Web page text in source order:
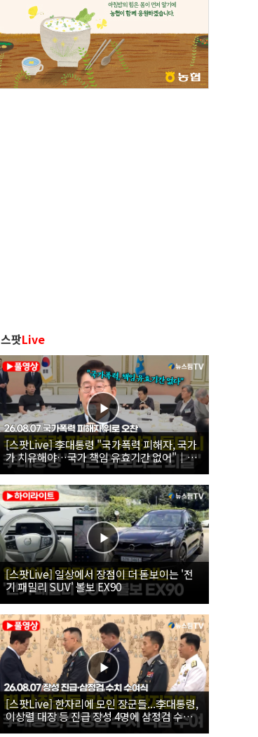
스팟Live
[스팟Live] 李대통령 "국가폭력 피해자, 국가
가 치유해야…국가 책임 유효기간 없어"｜
26.08.07 국가폭력 피해자 위로 오찬
[스팟Live] 일상에서 장점이 더 돋보이는 '전
기 패밀리 SUV' 볼보 EX90
[스팟Live] 한자리에 모인 장군들...李대통령,
이상렬 대장 등 진급 장성 4명에 삼정검 수치
직접 수여｜26.08.07 장성 진급·삼정검 수치